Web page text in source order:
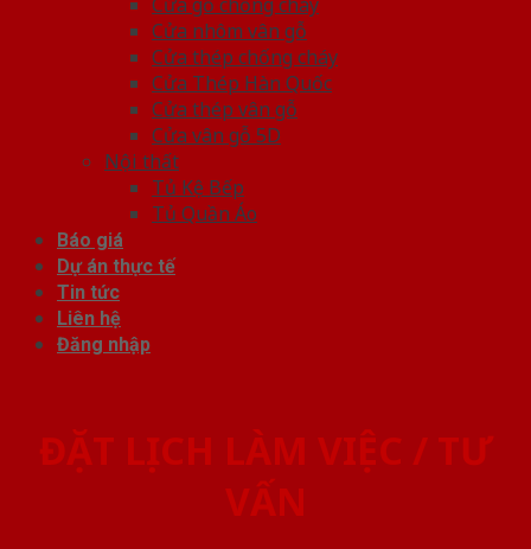
Cửa nhôm vân gỗ
Cửa thép chống cháy
Cửa Thép Hàn Quốc
Cửa thép vân gỗ
Cửa vân gỗ 5D
Nội thất
Tủ Kệ Bếp
Tủ Quần Áo
Báo giá
Dự án thực tế
Tin tức
Liên hệ
Đăng nhập
ĐẶT LỊCH LÀM VIỆC / TƯ
VẤN